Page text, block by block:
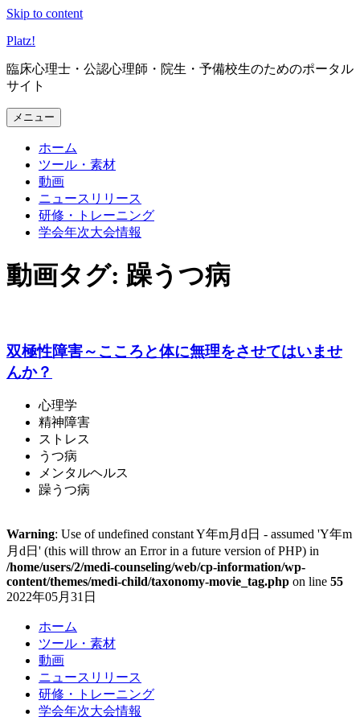
Skip to content
Platz!
臨床心理士・公認心理師・院生・予備校生のためのポータル
サイト
メニュー
ホーム
ツール・素材
動画
ニュースリリース
研修・トレーニング
学会年次大会情報
動画タグ: 躁うつ病
双極性障害～こころと体に無理をさせてはいませ
んか？
心理学
精神障害
ストレス
うつ病
メンタルヘルス
躁うつ病
Warning: Use of undefined constant Y年m月d日 - assumed 'Y年m
月d日' (this will throw an Error in a future version of PHP) in
/home/users/2/medi-counseling/web/cp-information/wp-
content/themes/medi-child/taxonomy-movie_tag.php on line 55
2022年05月31日
ホーム
ツール・素材
動画
ニュースリリース
研修・トレーニング
学会年次大会情報